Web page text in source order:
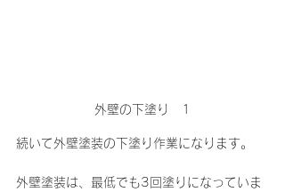
外壁の下塗り　1
続いて外壁塗装の下塗り作業になります。
外壁塗装は、最低でも3回塗りになっていま